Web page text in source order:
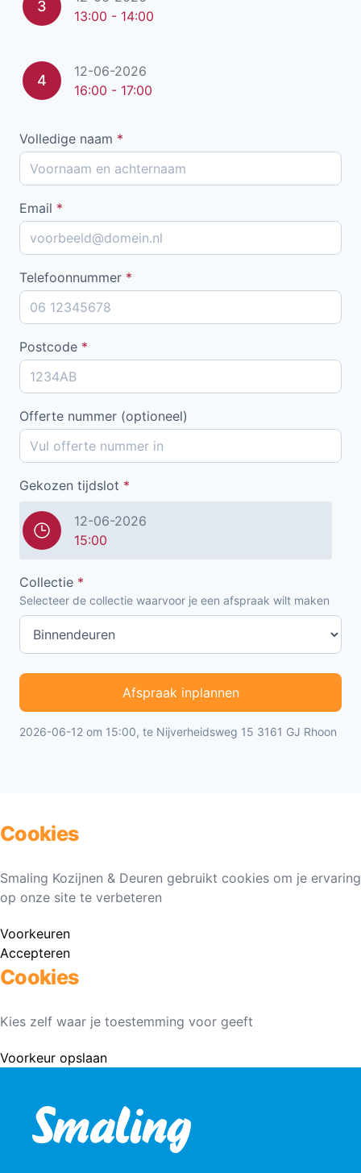
3
13:00 - 14:00
4
12-06-2026
16:00 - 17:00
Volledige naam *
Email *
Telefoonnummer *
Postcode *
Offerte nummer (optioneel)
Gekozen tijdslot *
12-06-2026
15:00
Collectie *
Selecteer de collectie waarvoor je een afspraak wilt maken
Afspraak inplannen
2026-06-12 om 15:00, te Nijverheidsweg 15 3161 GJ Rhoon
Cookies
Smaling Kozijnen & Deuren gebruikt cookies om je ervaring
op onze site te verbeteren
Voorkeuren
Accepteren
Cookies
Kies zelf waar je toestemming voor geeft
Voorkeur opslaan